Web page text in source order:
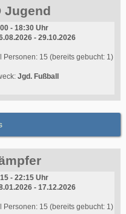
Jugend
- 18:30 Uhr
- 29.10.2026
Personen: 15 (bereits gebucht: 1)
Jgd. Fußball
- 22:15 Uhr
- 17.12.2026
Personen: 15 (bereits gebucht: 1)